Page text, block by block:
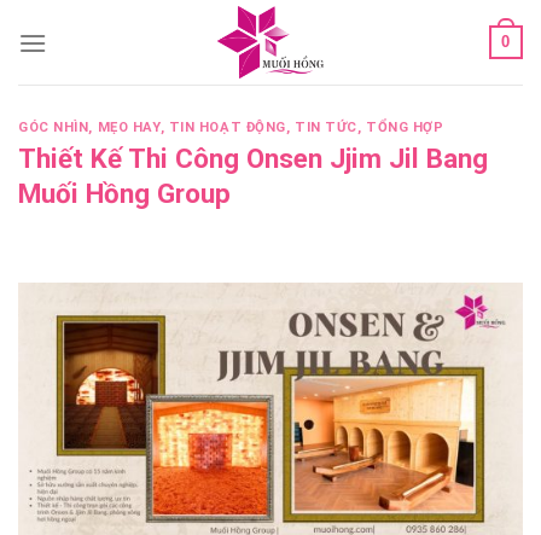
0
GÓC NHÌN, MẸO HAY, TIN HOẠT ĐỘNG, TIN TỨC, TỔNG HỢP
Thiết Kế Thi Công Onsen Jjim Jil Bang
Muối Hồng Group